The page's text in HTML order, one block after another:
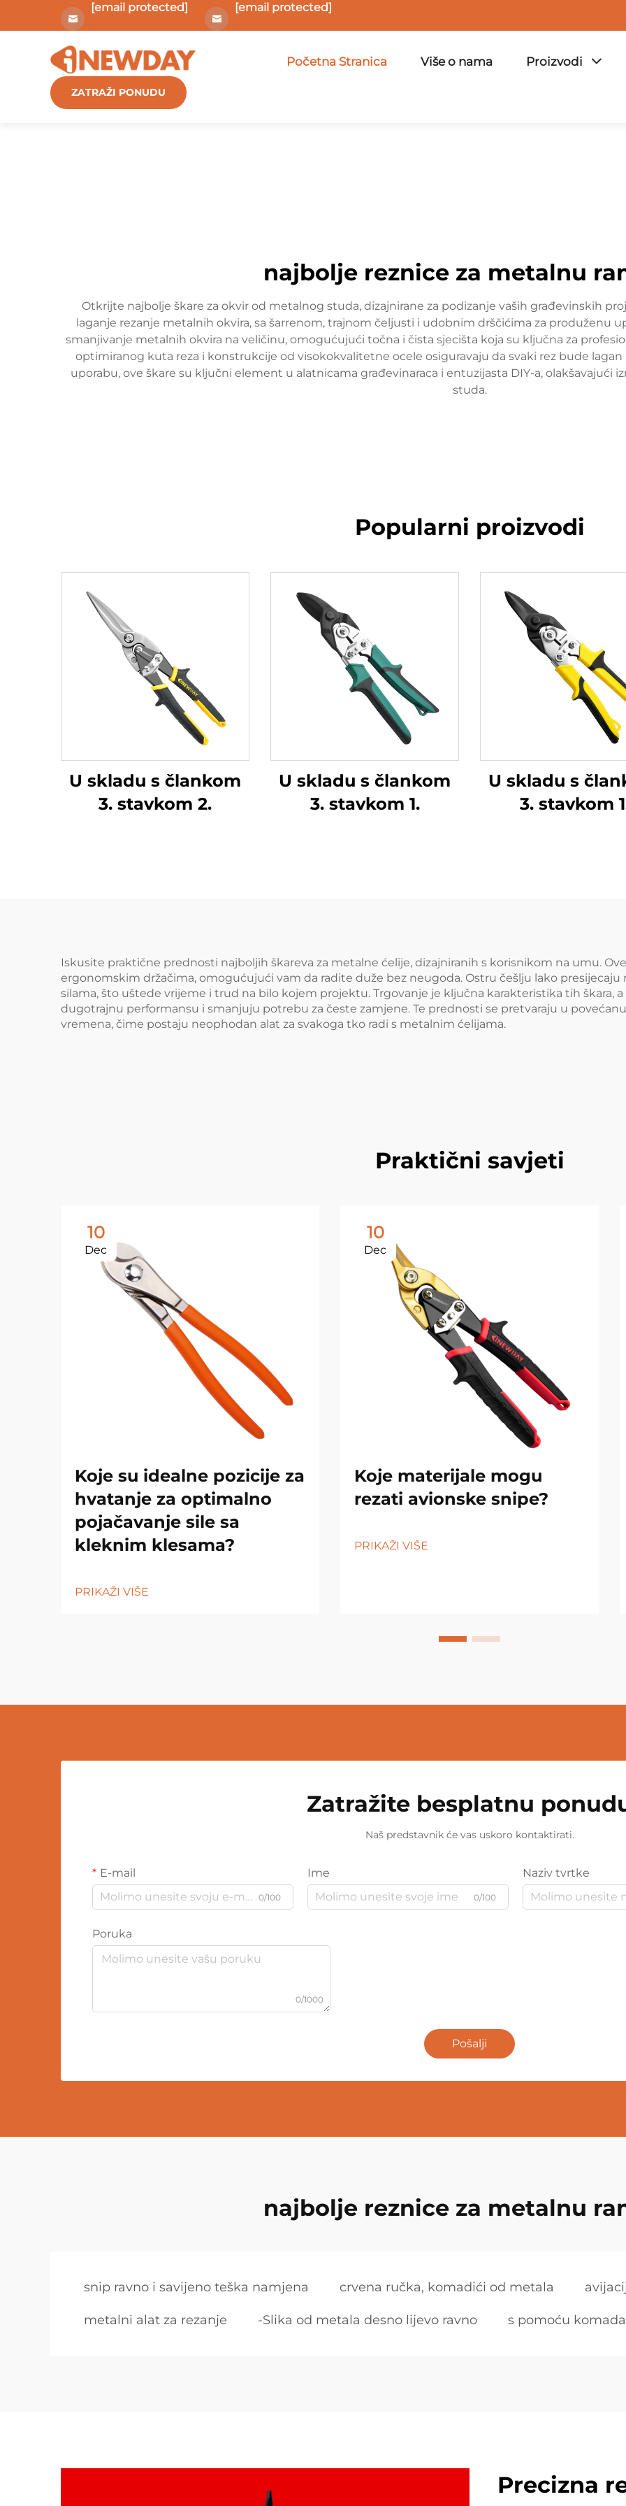
[email protected] [email protected]
Početna Stranica Više o nama Proizvodi
ZATRAŽI PONUDU
najbolje reznice za metalnu
Otkrijte najbolje škare za okvir od metalnog studa, dizajnirane za podizanje vaših građevinskih
laganje rezanje metalnih okvira, sa šarrenom, trajnom čeljusti i udobnim drščićima za produženu
smanjivanje metalnih okvira na veličinu, omogućujući točna i čista sjecišta koja su ključna za
optimiranog kuta reza i konstrukcije od visokokvalitetne ocele osiguravaju da svaki rez bude
uporabu, ove škare su ključni element u alatnicama građevinaraca i entuzijasta DIY-a, olakšavajući
studa.
Popularni proizvodi
U skladu s člankom
3. stavkom 2.
U skladu s člankom
3. stavkom 1.
U skladu s
3. stavkom
Iskusite praktične prednosti najboljih škareva za metalne ćelije, dizajniranih s korisnikom na umu.
ergonomskim držačima, omogućujući vam da radite duže bez neugoda. Ostru češlju lako
silama, što uštede vrijeme i trud na bilo kojem projektu. Trgovanje je ključna karakteristika tih škara,
dugotrajnu performansu i smanjuju potrebu za česte zamjene. Te prednosti se pretvaraju u
vremena, čime postaju neophodan alat za svakoga tko radi s metalnim ćelijama.
Praktični savjeti
10
Dec
Koje su idealne pozicije za
hvatanje za optimalno
pojačavanje sile sa
kleknim klesama?
PRIKAŽI VIŠE
10
Dec
Koje materijale mogu
rezati avionske snipe?
PRIKAŽI VIŠE
Zatražite besplatnu
Naš predstavnik će vas uskoro kontaktirati.
E-mail
0/100
Ime
0/100
Naziv tvrtke
Poruka
0/1000
Pošalji
najbolje reznice za metalnu
snip ravno i savijeno teška namjena crvena ručka, komadići od metala
metalni alat za rezanje -Slika od metala desno lijevo ravno s pomoću
Precizna